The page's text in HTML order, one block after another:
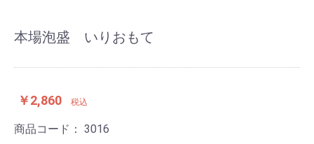
本場泡盛 いりおもて
￥2,860 税込
商品コード： 3016